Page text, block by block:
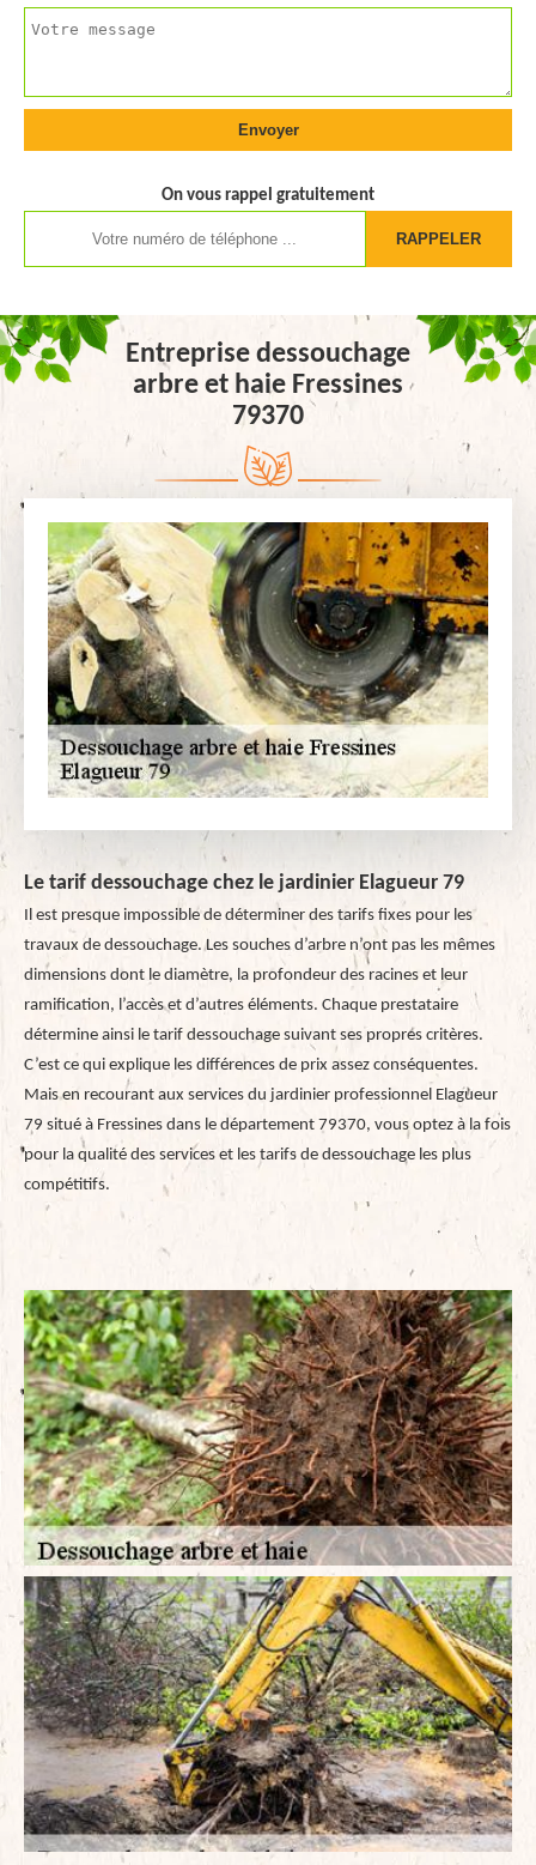
On vous rappel gratuitement
Entreprise dessouchage
arbre et haie Fressines
79370
Le tarif dessouchage chez le jardinier Elagueur 79
Il est presque impossible de déterminer des tarifs fixes pour les
travaux de dessouchage. Les souches d’arbre n’ont pas les mêmes
dimensions dont le diamètre, la profondeur des racines et leur
ramification, l’accès et d’autres éléments. Chaque prestataire
détermine ainsi le tarif dessouchage suivant ses propres critères.
C’est ce qui explique les différences de prix assez conséquentes.
Mais en recourant aux services du jardinier professionnel Elagueur
79 situé à Fressines dans le département 79370, vous optez à la fois
pour la qualité des services et les tarifs de dessouchage les plus
compétitifs.